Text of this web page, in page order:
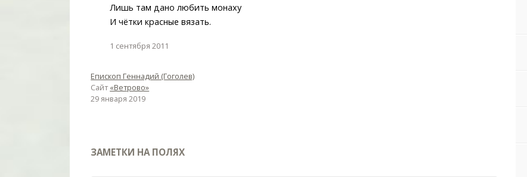
Лишь там дано любить монаху
И чётки красные вязать.
1 сентября 2011
Епископ Геннадий (Гоголев)
Сайт«Ветрово»
29 января 2019
ЗАМЕТКИ НА ПОЛЯХ